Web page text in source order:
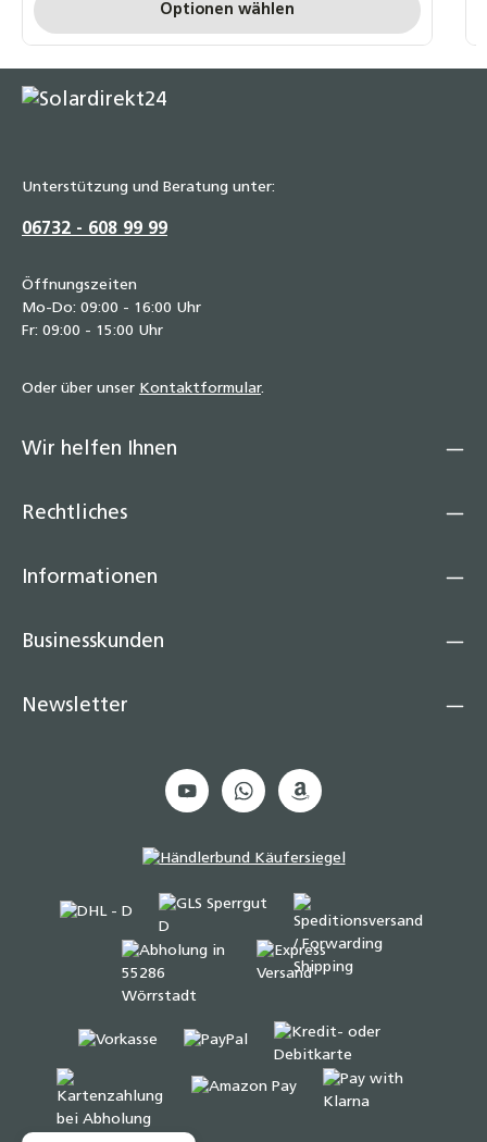
Optionen wählen
Unterstützung und Beratung unter:
06732 - 608 99 99
Öffnungszeiten
Mo-Do: 09:00 - 16:00 Uhr
Fr: 09:00 - 15:00 Uhr
Oder über unser Kontaktformular.
Wir helfen Ihnen
Rechtliches
Informationen
Businesskunden
Newsletter